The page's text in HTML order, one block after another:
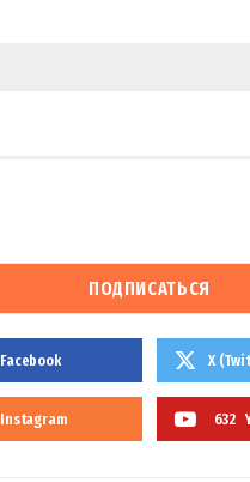
ПОДПИСАТЬСЯ
Facebook X
Instagram 632